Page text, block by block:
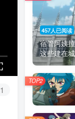
457人已阅读
宿管阿姨
这些建在
TOP2